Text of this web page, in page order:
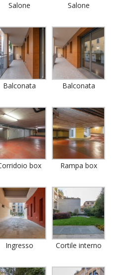
Salone Salone
Balconata Balconata
box Rampa box
Ingresso Cortile interno